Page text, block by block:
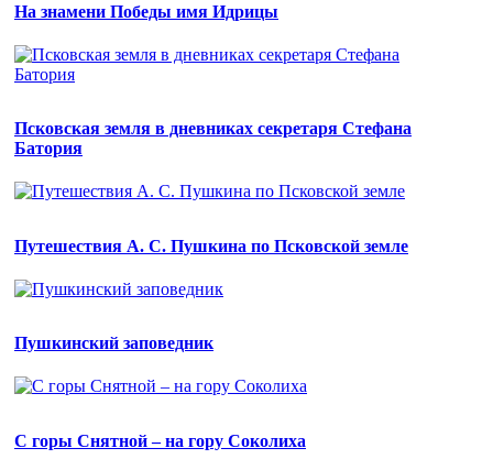
На знамени Победы имя Идрицы
Псковская земля в дневниках секретаря Стефана
Батория
Путешествия А. С. Пушкина по Псковской земле
Пушкинский заповедник
С горы Снятной – на гору Соколиха